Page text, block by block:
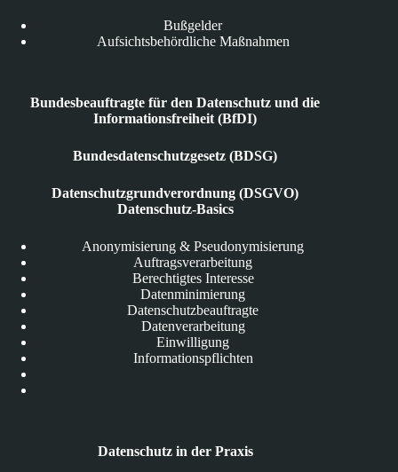
Bußgelder
Aufsichtsbehördliche Maßnahmen
Bundesbeauftragte für den Datenschutz und die
Informationsfreiheit (BfDI)
Bundesdatenschutzgesetz (BDSG)
Datenschutzgrundverordnung (DSGVO)
Datenschutz-Basics
Anonymisierung & Pseudonymisierung
Auftragsverarbeitung
Berechtigtes Interesse
Datenminimierung
Datenschutzbeauftragte
Datenverarbeitung
Einwilligung
Informationspflichten
Datenschutz in der Praxis